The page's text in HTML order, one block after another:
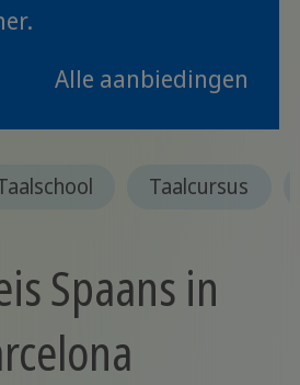
Alle aanbiedingen
Taalcursus
Spaans in